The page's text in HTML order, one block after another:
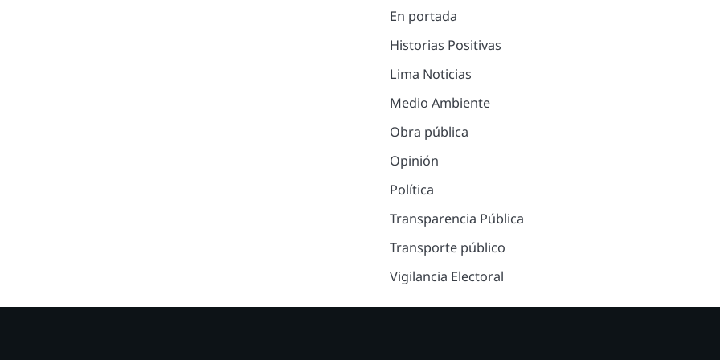
En portada
Historias Positivas
Lima Noticias
Medio Ambiente
Obra pública
Opinión
Política
Transparencia Pública
Transporte público
Vigilancia Electoral